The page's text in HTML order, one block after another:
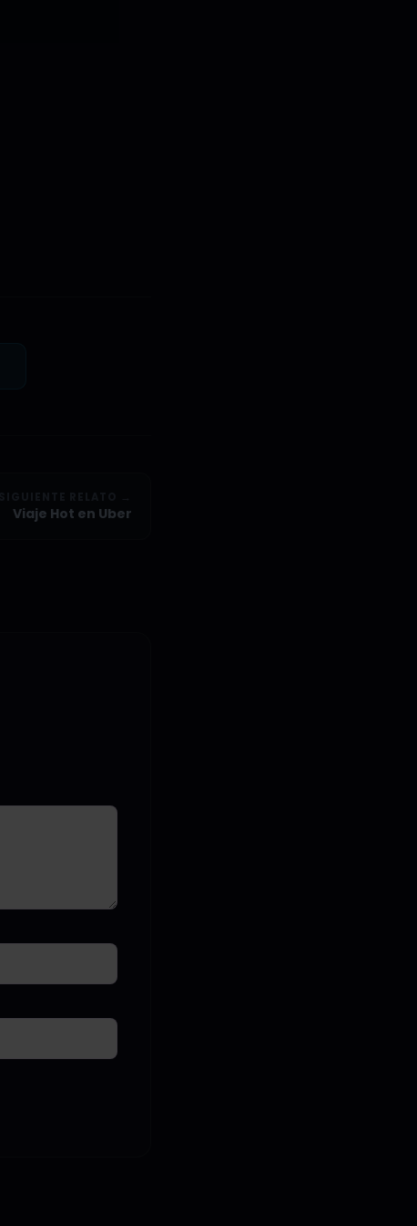
Viaje Hot en Uber